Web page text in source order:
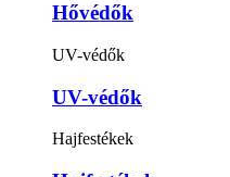
Hővédők
UV-védők
UV-védők
Hajfestékek